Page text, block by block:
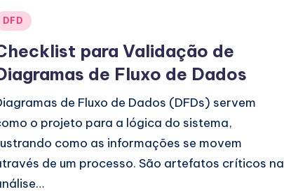
DFD
para Validação de
de Fluxo de Dados
de Fluxo de Dados (DFDs) servem
o projeto para a lógica do sistema,
como as informações se movem
de um processo. São artefatos críticos na